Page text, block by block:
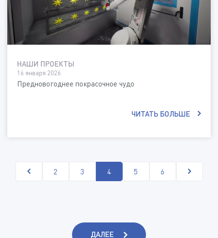
НАШИ ПРОЕКТЫ
16 января 2026
Предновогоднее покрасочное чудо
ЧИТАТЬ БОЛЬШЕ
2 3 4 5 6
ДАЛЕЕ